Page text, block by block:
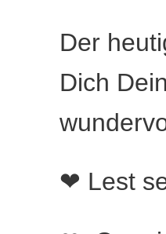
Der
Dich
❤ Lest